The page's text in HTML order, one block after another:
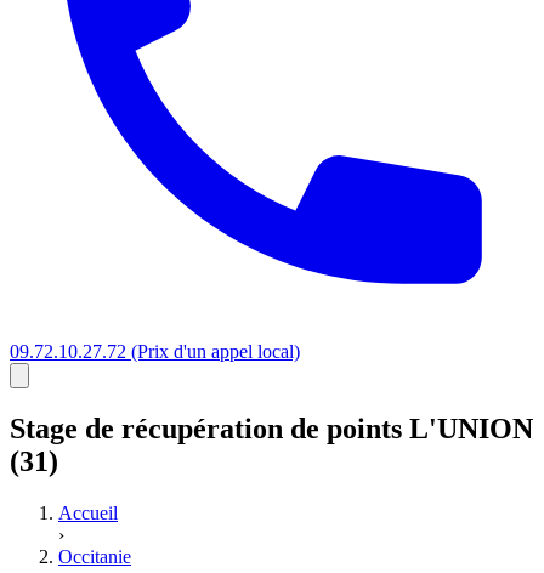
09.72.10.27.72 (Prix d'un appel local)
Stage de récupération de points L'UNION
(31)
Accueil
›
Occitanie